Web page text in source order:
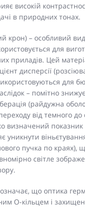
високій
в природних тонах.
крон) – особливий
для
приладів. Цей
дисперсії
для
– помітно
(райдужна
від темного до
визначений
уникнути
пучка по краях),
світле
що оптика
О-кільцем і